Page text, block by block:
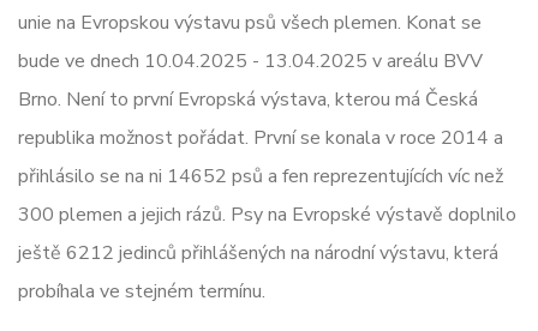
unie na Evropskou výstavu psů všech plemen. Konat se
bude ve dnech 10.04.2025 - 13.04.2025 v areálu BVV
Brno. Není to první Evropská výstava, kterou má Česká
republika možnost pořádat. První se konala v roce 2014 a
přihlásilo se na ni 14652 psů a fen reprezentujících víc než
300 plemen a jejich rázů. Psy na Evropské výstavě doplnilo
ještě 6212 jedinců přihlášených na národní výstavu, která
probíhala ve stejném termínu.